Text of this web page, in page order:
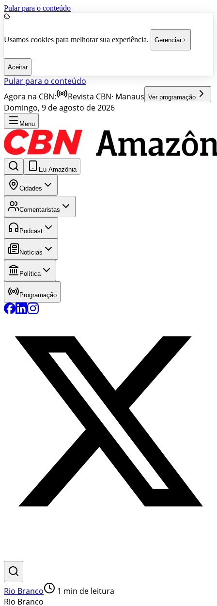
Pular para o conteúdo
Usamos cookies para melhorar sua experiência. Gerenciar
Aceitar
Pular para o conteúdo
Agora na CBN:
Revista CBN· Manaus Ver programação
Domingo, 9 de agosto de 2026
Menu
Eu Amazônia
Cidades
Comentaristas
Podcast
Notícias
Política
Programação
Rio Branco 1 min de leitura
Rio Branco